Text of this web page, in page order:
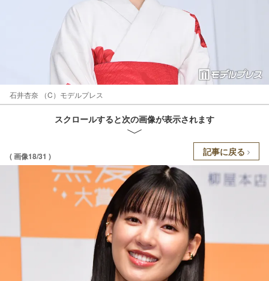
石井杏奈 （C）モデルプレス
スクロールすると次の画像が表示されます
( 画像18/31 ) 記事に戻る